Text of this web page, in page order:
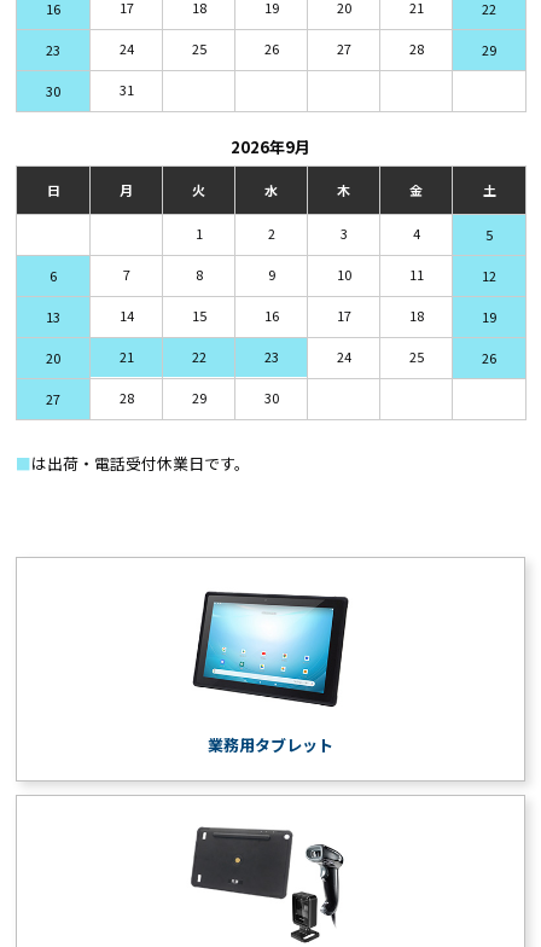
16 17 18 19 20 21 22
23 24 25 26 27 28 29
30 31
2026年9月
日 月 火 水 木 金 土
1 2 3 4 5
6 7 8 9 10 11 12
13 14 15 16 17 18 19
20 21 22 23 24 25 26
27 28 29 30
■は出荷・電話受付休業日です。
業務用タブレット